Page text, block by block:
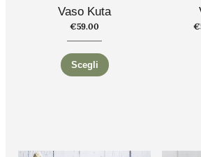
Vaso Kuta
€59.00
Scegli
€